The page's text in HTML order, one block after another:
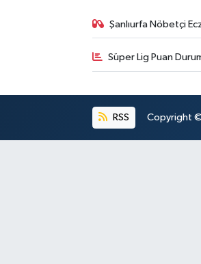
Şanlıurfa Nöbetçi
Süper Lig Puan
RSS Copyright ©